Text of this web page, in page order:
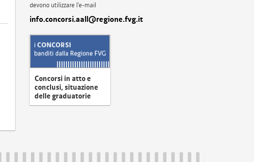
devono utilizzare l'e-mail
info.concorsi.aall@regione.fvg.it
Concorsi in atto e
conclusi, situazione
delle graduatorie